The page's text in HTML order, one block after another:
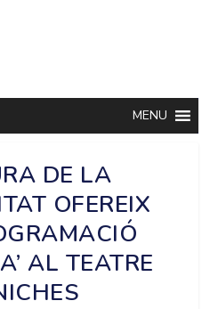
MENU
DE LA
OFEREIX
AL TEATRE